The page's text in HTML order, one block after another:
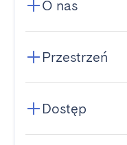
O nas
Przestrzeń
Dostęp